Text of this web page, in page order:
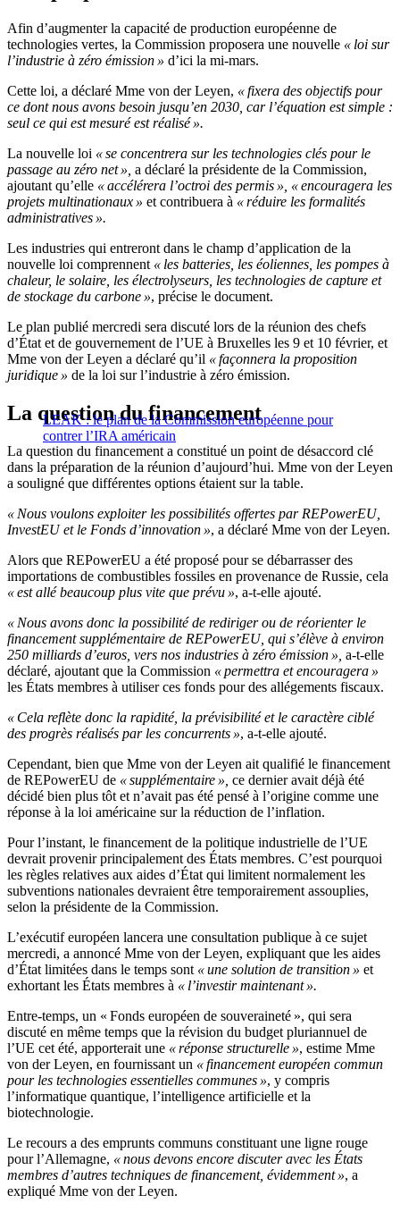
Afin d’augmenter la capacité de production européenne de
technologies vertes, la Commission proposera une nouvelle « loi sur
l’industrie à zéro émission » d’ici la mi-mars.
Cette loi, a déclaré Mme von der Leyen, « fixera des objectifs pour
ce dont nous avons besoin jusqu’en 2030, car l’équation est simple :
seul ce qui est mesuré est réalisé ».
La nouvelle loi « se concentrera sur les technologies clés pour le
passage au zéro net », a déclaré la présidente de la Commission,
ajoutant qu’elle « accélérera l’octroi des permis », « encouragera les
projets multinationaux » et contribuera à « réduire les formalités
administratives ».
Les industries qui entreront dans le champ d’application de la
nouvelle loi comprennent « les batteries, les éoliennes, les pompes à
chaleur, le solaire, les électrolyseurs, les technologies de capture et
de stockage du carbone », précise le document.
Le plan publié mercredi sera discuté lors de la réunion des chefs
d’État et de gouvernement de l’UE à Bruxelles les 9 et 10 février, et
Mme von der Leyen a déclaré qu’il « façonnera la proposition
juridique » de la loi sur l’industrie à zéro émission.
LEAK : le plan de la Commission européenne pour
contrer l’IRA américain
La question du financement
La question du financement a constitué un point de désaccord clé
dans la préparation de la réunion d’aujourd’hui. Mme von der Leyen
a souligné que différentes options étaient sur la table.
« Nous voulons exploiter les possibilités offertes par REPowerEU,
InvestEU et le Fonds d’innovation », a déclaré Mme von der Leyen.
Alors que REPowerEU a été proposé pour se débarrasser des
importations de combustibles fossiles en provenance de Russie, cela
« est allé beaucoup plus vite que prévu », a-t-elle ajouté.
« Nous avons donc la possibilité de rediriger ou de réorienter le
financement supplémentaire de REPowerEU, qui s’élève à environ
250 milliards d’euros, vers nos industries à zéro émission », a-t-elle
déclaré, ajoutant que la Commission « permettra et encouragera »
les États membres à utiliser ces fonds pour des allégements fiscaux.
« Cela reflète donc la rapidité, la prévisibilité et le caractère ciblé
des progrès réalisés par les concurrents », a-t-elle ajouté.
Cependant, bien que Mme von der Leyen ait qualifié le financement
de REPowerEU de « supplémentaire », ce dernier avait déjà été
décidé bien plus tôt et n’avait pas été pensé à l’origine comme une
réponse à la loi américaine sur la réduction de l’inflation.
Pour l’instant, le financement de la politique industrielle de l’UE
devrait provenir principalement des États membres. C’est pourquoi
les règles relatives aux aides d’État qui limitent normalement les
subventions nationales devraient être temporairement assouplies,
selon la présidente de la Commission.
L’exécutif européen lancera une consultation publique à ce sujet
mercredi, a annoncé Mme von der Leyen, expliquant que les aides
d’État limitées dans le temps sont « une solution de transition » et
exhortant les États membres à « l’investir maintenant ».
Entre-temps, un « Fonds européen de souveraineté », qui sera
discuté en même temps que la révision du budget pluriannuel de
l’UE cet été, apporterait une « réponse structurelle », estime Mme
von der Leyen, en fournissant un « financement européen commun
pour les technologies essentielles communes », y compris
l’informatique quantique, l’intelligence artificielle et la
biotechnologie.
Le recours a des emprunts communs constituant une ligne rouge
pour l’Allemagne, « nous devons encore discuter avec les États
membres d’autres techniques de financement, évidemment », a
expliqué Mme von der Leyen.